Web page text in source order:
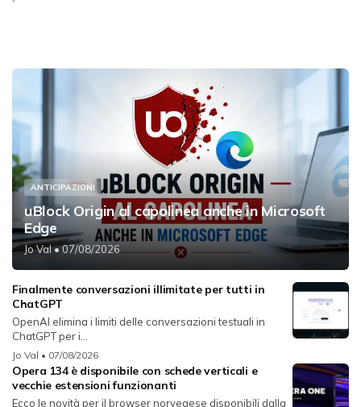
ANTICIPAZIONI
uBlock Origin al capolinea anche in Microsoft
Edge
Jo Val• 07/08/2026
Finalmente conversazioni illimitate per tutti in
ChatGPT
OpenAI elimina i limiti delle conversazioni testuali in
ChatGPT per i...
Jo Val • 07/08/2026
Opera 134 è disponibile con schede verticali e
vecchie estensioni funzionanti
Ecco le novità per il browser norvegese disponibili dalla